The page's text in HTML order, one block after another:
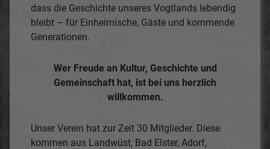
dass die Geschichte unseres Vogtlands lebendig
bleibt – für Einheimische, Gäste und kommende
Generationen.
Wer Freude an Kultur, Geschichte und
Gemeinschaft hat, ist bei uns herzlich
willkommen.
Unser Verein hat zur Zeit 30 Mitglieder. Diese
kommen aus Landwüst, Bad Elster, Adorf,